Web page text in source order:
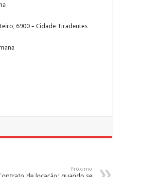
6900 – Cidade Tiradentes
Próximo